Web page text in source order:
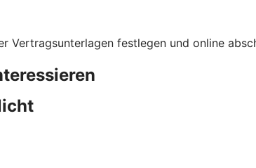
Vertragsunterlagen festlegen und online